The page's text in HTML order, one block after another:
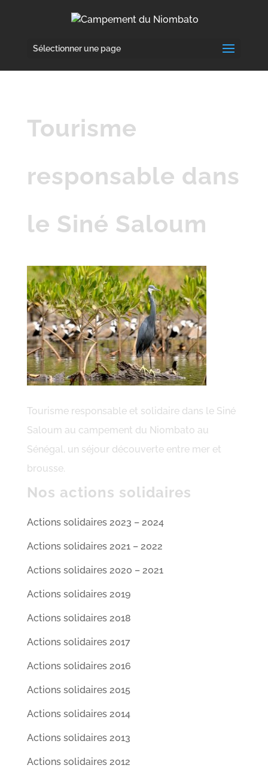
Sélectionner une page
Tourisme
responsable dans
le Siné Saloum
Tourisme responsable et solidaire dans le Siné
Saloum au campement du Niombato au
Sénégal, un séjour découverte entre mer et
brousse.
Nos actions solidaires
Actions solidaires 2023 – 2024
Actions solidaires 2021 – 2022
Actions solidaires 2020 – 2021
Actions solidaires 2019
Actions solidaires 2018
Actions solidaires 2017
Actions solidaires 2016
Actions solidaires 2015
Actions solidaires 2014
Actions solidaires 2013
Actions solidaires 2012